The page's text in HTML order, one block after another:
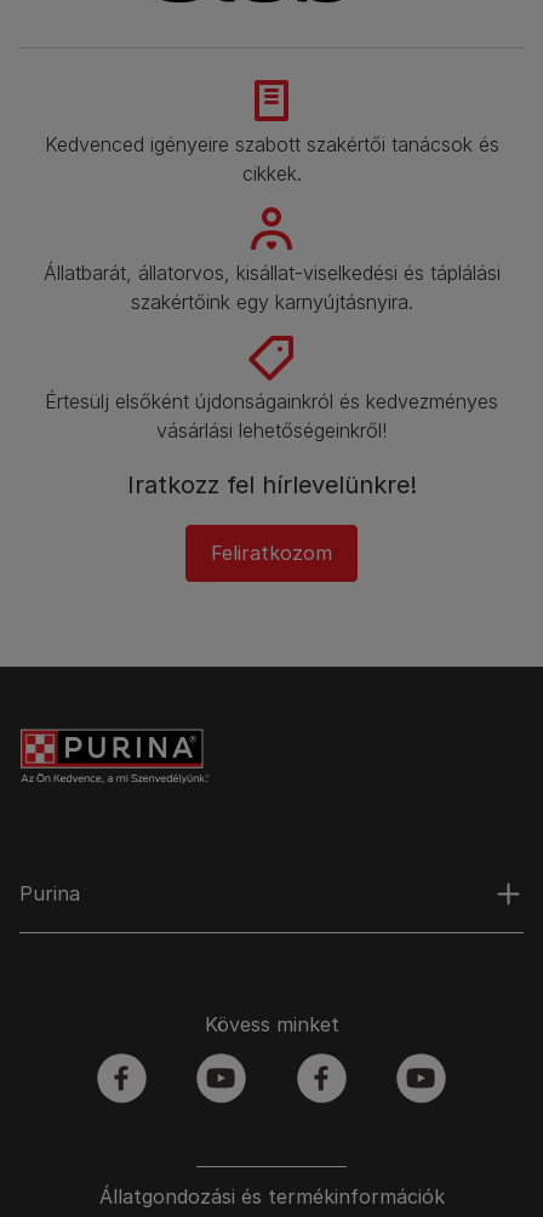
Kedvenced igényeire szabott szakértői tanácsok és
cikkek.​
Állatbarát, állatorvos, kisállat-viselkedési és táplálási
szakértőink egy karnyújtásnyira.​
Értesülj elsőként újdonságainkról és kedvezményes
vásárlási lehetőségeinkről!​
Iratkozz fel hírlevelünkre!​
Feliratkozom
Purina
Állatgondozási és termékinformációk
Kövess minket
facebook youtube facebook youtube